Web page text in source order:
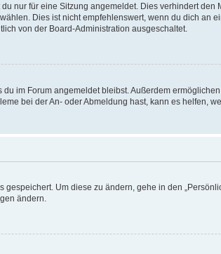
nur für eine Sitzung angemeldet. Dies verhindert
Dies ist nicht empfehlenswert, wenn du dich an
von der Board-Administration ausgeschaltet.
im Forum angemeldet bleibst. Außerdem
bei der An- oder Abmeldung hast, kann es helfen,
Um diese zu ändern, gehe in den
ändern.